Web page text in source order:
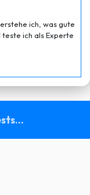
ich, was gute
teste ich als Experte